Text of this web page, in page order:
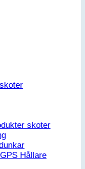
skoter
Hållare